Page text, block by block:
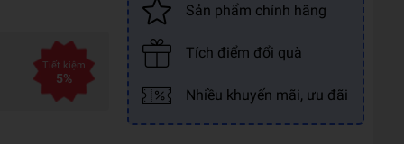
Tiết kiệm
5%
Sản phẩm chính hãng
Tích điểm đổi quà
Nhiều khuyến mãi, ưu đãi